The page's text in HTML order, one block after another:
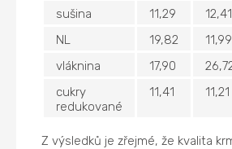
sušina 11,29 12,41
NL
19,82 11,99
vláknina
17,90
cukry
redukované
11,41 11,21
Z výsledků je zřejmé, že kvalita